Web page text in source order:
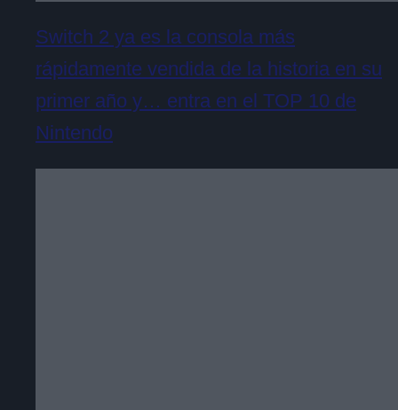
Switch 2 ya es la consola más
rápidamente vendida de la historia en su
primer año y… entra en el TOP 10 de
Nintendo